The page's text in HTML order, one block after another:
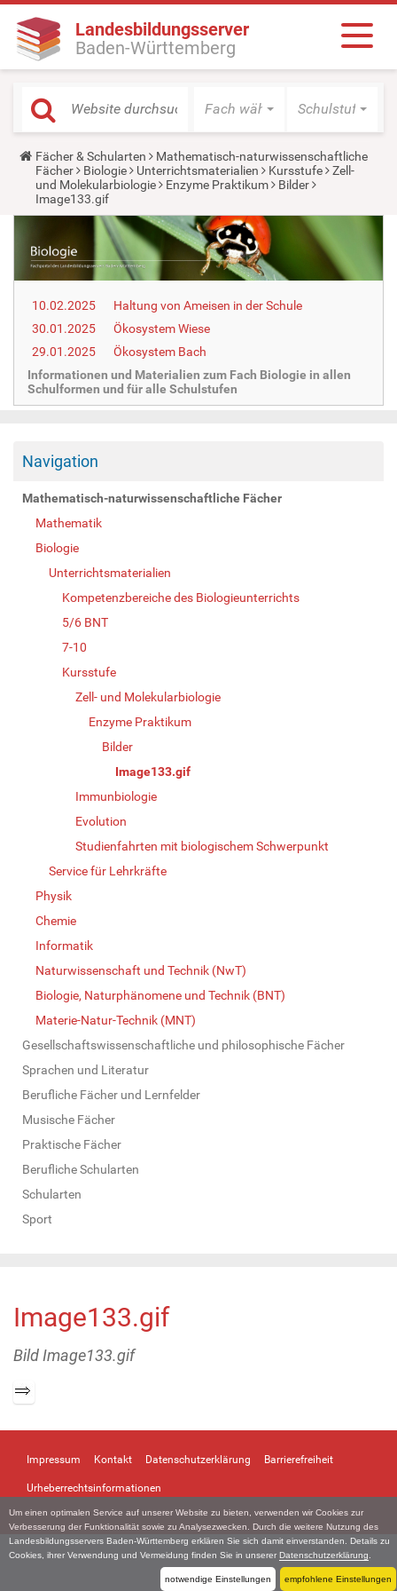
Um einen optimalen Service auf unserer Website zu bieten, verwenden wir Cookies zur
Verbesserung der Funktionalität sowie zu Analysezwecken. Durch die weitere Nutzung des
Landesbildungsservers Baden-Württemberg erklären Sie sich damit einverstanden. Details zu
Cookies, ihrer Verwendung und Vermeidung finden Sie in unserer Datenschutzerklärung
notwendige Einstellungen empfohlene Einstellungen
Landesbildungsserver
Baden-Württemberg
Fach wählen Schulstufe
Y
o
u
a
r
e
r
e
Fächer & Schularten
Mathematisch-naturwissenschaftliche
Fächer
Biologie Unterrichtsmaterialien Kursstufe
Zell-
und Molekularbiologie
Enzyme Praktikum
Bilder
Image133.gif
10.02.2025
Haltung von Ameisen in der Schule
30.01.2025
Ökosystem Wiese
29.01.2025
Ökosystem Bach
Informationen und Materialien zum Fach Biologie in allen
Schulformen und für alle Schulstufen
Navigation
Mathematisch-naturwissenschaftliche Fächer
Mathematik
Biologie
Unterrichtsmaterialien
Kompetenzbereiche des Biologieunterrichts
5/6 BNT
7-10
Kursstufe
Zell- und Molekularbiologie
Enzyme Praktikum
Bilder
Image133.gif
Immunbiologie
Evolution
Studienfahrten mit biologischem Schwerpunkt
Service für Lehrkräfte
Physik
Chemie
Informatik
Naturwissenschaft und Technik (NwT)
Biologie, Naturphänomene und Technik (BNT)
Materie-Natur-Technik (MNT)
Gesellschaftswissenschaftliche und philosophische Fächer
Sprachen und Literatur
Berufliche Fächer und Lernfelder
Musische Fächer
Praktische Fächer
Berufliche Schularten
Schularten
Sport
Image133.gif
Bild Image133.gif
e
g
e
B
i
d
Impressum Kontakt Datenschutzerklärung Barrierefreiheit
Urheberrechtsinformationen